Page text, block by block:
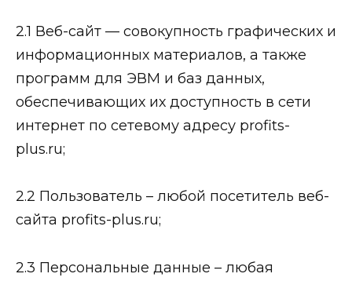
2.1 Веб-сайт — совокупность графических и
информационных материалов, а также
программ для ЭВМ и баз данных,
обеспечивающих их доступность в сети
интернет по сетевому адресу profits-
plus.ru;
2.2 Пользователь – любой посетитель веб-
сайта profits-plus.ru;
2.3 Персональные данные – любая